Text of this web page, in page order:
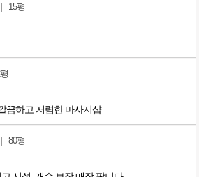
| 15평
끔하고 저렴한 마사지샵
| 80평